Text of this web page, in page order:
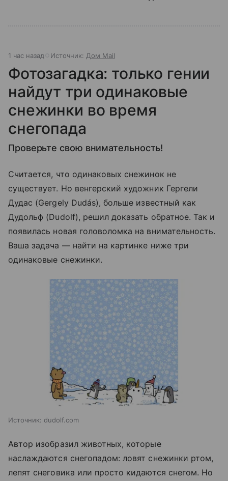
1 час назад Источник: Дом Mail
Фотозагадка: только гении
найдут три одинаковые
снежинки во время
снегопада
Проверьте свою внимательность!
Считается, что одинаковых снежинок не
существует. Но венгерский художник Гергели
Дудас (Gergely Dudás), больше известный как
Дудольф (Dudolf), решил доказать обратное. Так и
появилась новая головоломка на внимательность.
Ваша задача — найти на картинке ниже три
одинаковые снежинки.
Источник: dudolf.com
Автор изобразил животных, которые
наслаждаются снегопадом: ловят снежинки ртом,
лепят снеговика или просто кидаются снегом. Но